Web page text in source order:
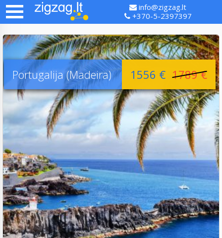
info@zigzag.lt
+370-5-2397397
Portugalija (Madeira) 1556 € 1789 €